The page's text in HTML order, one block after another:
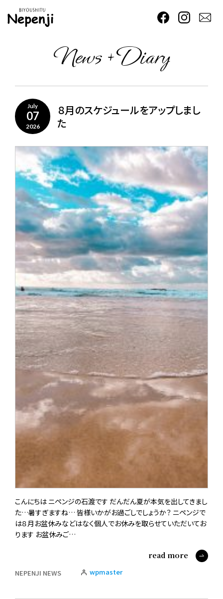
News + Diary
July
07
2026
８月のスケジュールをアップしまし
た
こんにちは ニペンジの石渡です だんだん夏が本気を出してきまし
た…暑すぎますね… 皆様いかがお過ごしでしょうか？ ニペンジで
は８月お盆休みなどはなく個人でお休みを取らせていただいてお
ります お盆休みご…
read more
NEPENJI NEWS wpmaster